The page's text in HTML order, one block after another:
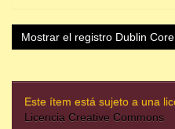
Mostrar el registro Dublin
Este ítem está sujeto a una
Licencia Creative Commons